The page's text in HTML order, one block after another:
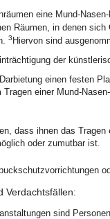
eine Mund-
Räumen, in denen
3 Hiervon sind
der
einen festen
einer Mund-
dass ihnen das
oder zumutbar ist.
Verdachtsfällen:
sind